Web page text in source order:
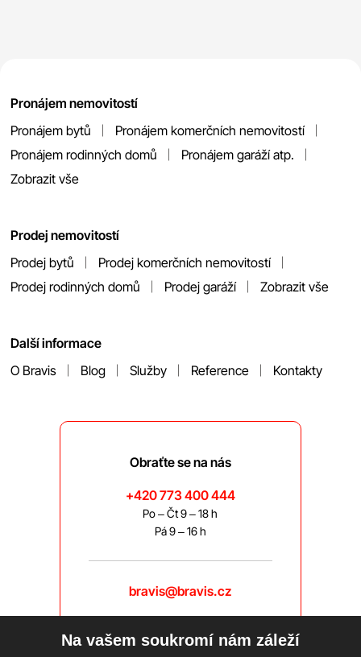
Pronájem nemovitostí
Pronájem bytů
Pronájem komerčních nemovitostí
Pronájem rodinných domů
Pronájem garáží atp.
Zobrazit vše
Prodej nemovitostí
Prodej bytů
Prodej komerčních nemovitostí
Prodej rodinných domů
Prodej garáží Zobrazit vše
Další informace
O Bravis
Blog Služby Reference Kontakty
Obraťte se na nás
+420 773 400 444
Po – Čt 9 – 18 h
Pá 9 – 16 h
bravis@bravis.cz
Na vašem soukromí nám záleží